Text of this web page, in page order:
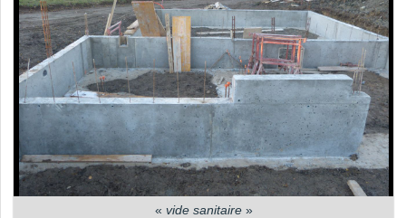
« vide sanitaire»